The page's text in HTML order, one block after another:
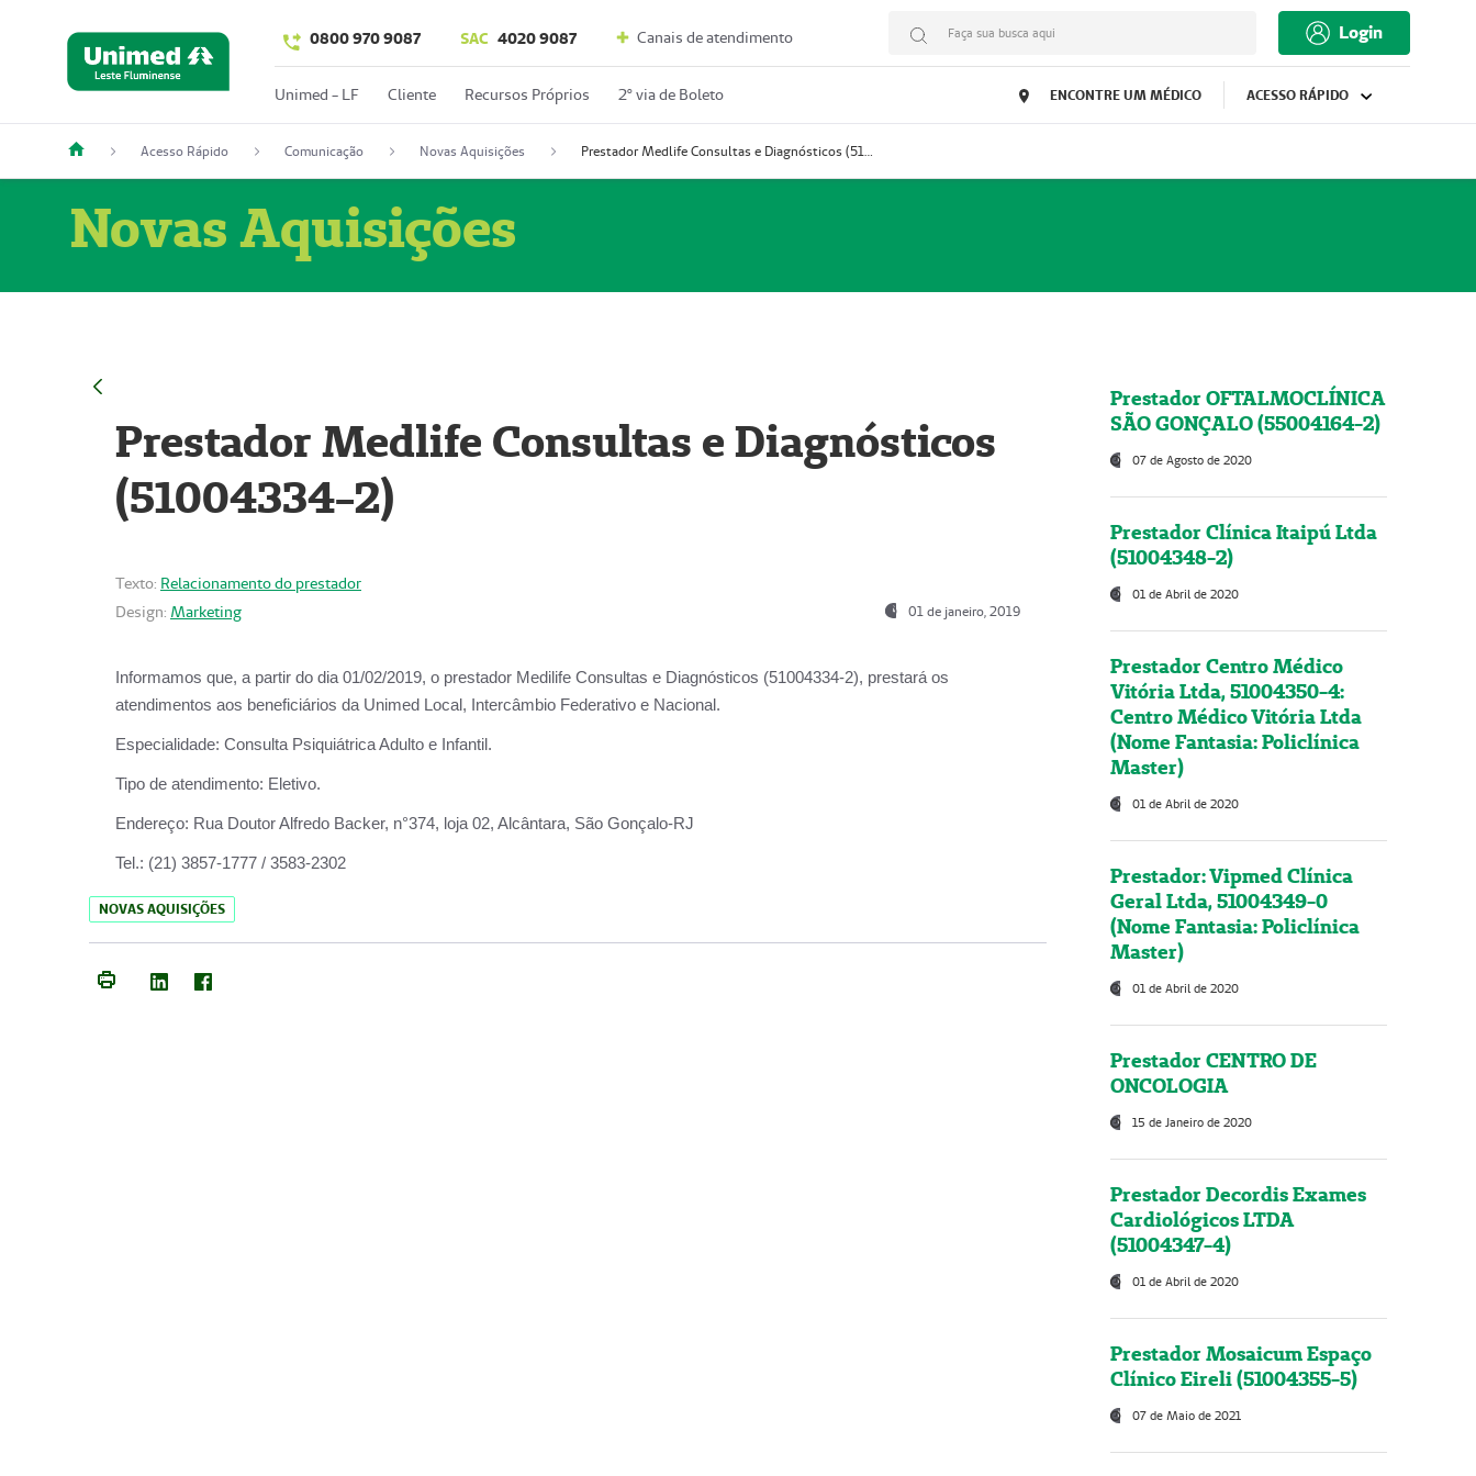
0800 970 9087 SAC 4020 9087 Canais de atendimento Faça sua busca aqui Login
Unimed - LF Cliente Recursos Próprios 2º via de Boleto ENCONTRE UM MÉDICO ACESSO RÁPIDO
Acesso Rápido Comunicação Novas Aquisições Prestador Medlife Consultas e Diagnósticos (51004334-2)
Novas Aquisições
Prestador Medlife Consultas e Diagnósticos
(51004334-2)
Texto: Relacionamento do prestador
Design: Marketing 01 de janeiro, 2019
Informamos que, a partir do dia 01/02/2019, o prestador Medilife Consultas e Diagnósticos (51004334-2), prestará os
atendimentos aos beneficiários da Unimed Local, Intercâmbio Federativo e Nacional.
Especialidade: Consulta Psiquiátrica Adulto e Infantil.
Tipo de atendimento: Eletivo.
Endereço: Rua Doutor Alfredo Backer, n°374, loja 02, Alcântara, São Gonçalo-RJ
Tel.: (21) 3857-1777 / 3583-2302
NOVAS AQUISIÇÕES
Prestador OFTALMOCLÍNICA
SÃO GONÇALO (55004164-2)
07 de Agosto de 2020
Prestador Clínica Itaipú Ltda
(51004348-2)
01 de Abril de 2020
Prestador Centro Médico
Vitória Ltda, 51004350-4:
Centro Médico Vitória Ltda
(Nome Fantasia: Policlínica
Master)
01 de Abril de 2020
Prestador: Vipmed Clínica
Geral Ltda, 51004349-0
(Nome Fantasia: Policlínica
Master)
01 de Abril de 2020
Prestador CENTRO DE
ONCOLOGIA
15 de Janeiro de 2020
Prestador Decordis Exames
Cardiológicos LTDA
(51004347-4)
01 de Abril de 2020
Prestador Mosaicum Espaço
Clínico Eireli (51004355-5)
07 de Maio de 2021